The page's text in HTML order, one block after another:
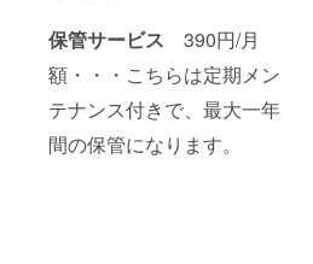
保管サービス 390円/月
額・・・こちらは定期メン
テナンス付きで、最大一年
間の保管になります。